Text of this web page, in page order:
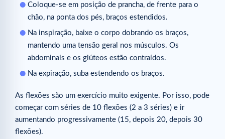
Coloque-se em posição de prancha, de frente para o
chão, na ponta dos pés, braços estendidos.
Na inspiração, baixe o corpo dobrando os braços,
mantendo uma tensão geral nos músculos. Os
abdominais e os glúteos estão contraídos.
Na expiração, suba estendendo os braços.
As flexões são um exercício muito exigente. Por isso, pode
começar com séries de 10 flexões (2 a 3 séries) e ir
aumentando progressivamente (15, depois 20, depois 30
flexões).